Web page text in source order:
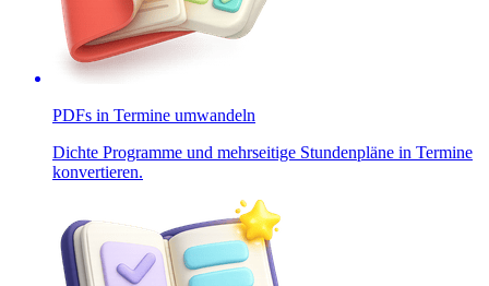
PDFs in Termine umwandeln
Dichte Programme und mehrseitige Stundenpläne in Termine
konvertieren.